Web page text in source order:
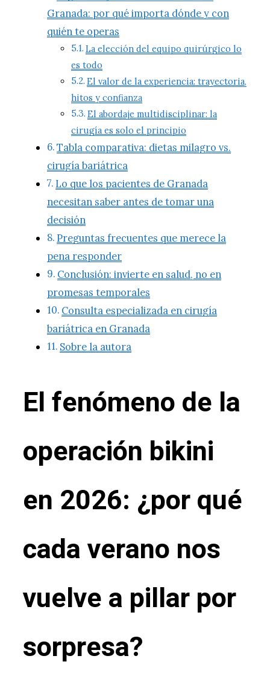
Granada: por qué importa dónde y con
quién te operas
La elección del equipo quirúrgico lo
es todo
El valor de la experiencia: trayectoria,
hitos y confianza
El abordaje multidisciplinar: la
cirugía es solo el principio
Tabla comparativa: dietas milagro vs.
cirugía bariátrica
Lo que los pacientes de Granada
necesitan saber antes de tomar una
decisión
Preguntas frecuentes que merece la
pena responder
Conclusión: invierte en salud, no en
promesas temporales
Consulta especializada en cirugía
bariátrica en Granada
Sobre la autora
El fenómeno de la
operación bikini
en 2026: ¿por qué
cada verano nos
vuelve a pillar por
sorpresa?